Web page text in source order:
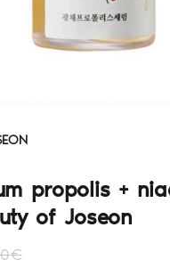
propolis +
of Joseon